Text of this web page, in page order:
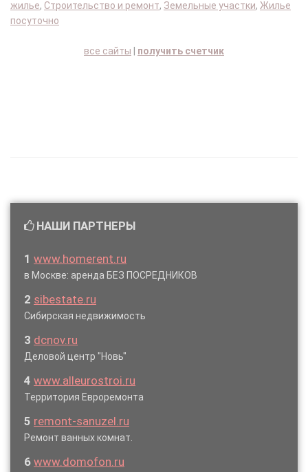
жилье, Строительство и ремонт, Земельные участки, Жилье
посуточно
все сайты получить счетчик
НАШИ ПАРТНЕРЫ
1 www.homerent.ru
в Москве: аренда БЕЗ ПОСРЕДНИКОВ
2 sibestate.ru
Сибирская недвижимость
3 dcnov.ru
Деловой центр "Новь"
4 www.alleurostroi.ru
Территория Евроремонта
5 remont-sanuzel.ru
Ремонт ванных комнат.
6 www.domofon.ru